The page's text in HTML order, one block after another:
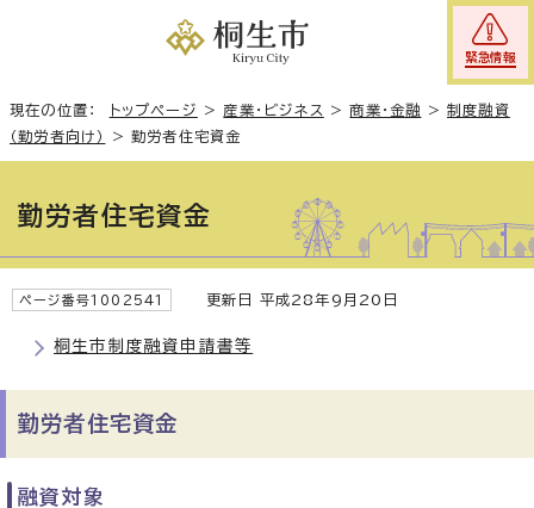
緊急情報
現在の位置： トップページ > 産業・ビジネス >商業・金融 >制度融資
（勤労者向け）
>勤労者住宅資金
勤労者住宅資金
ページ番号1002541 更新日 平成28年9月20日
桐生市制度融資申請書等
勤労者住宅資金
融資対象